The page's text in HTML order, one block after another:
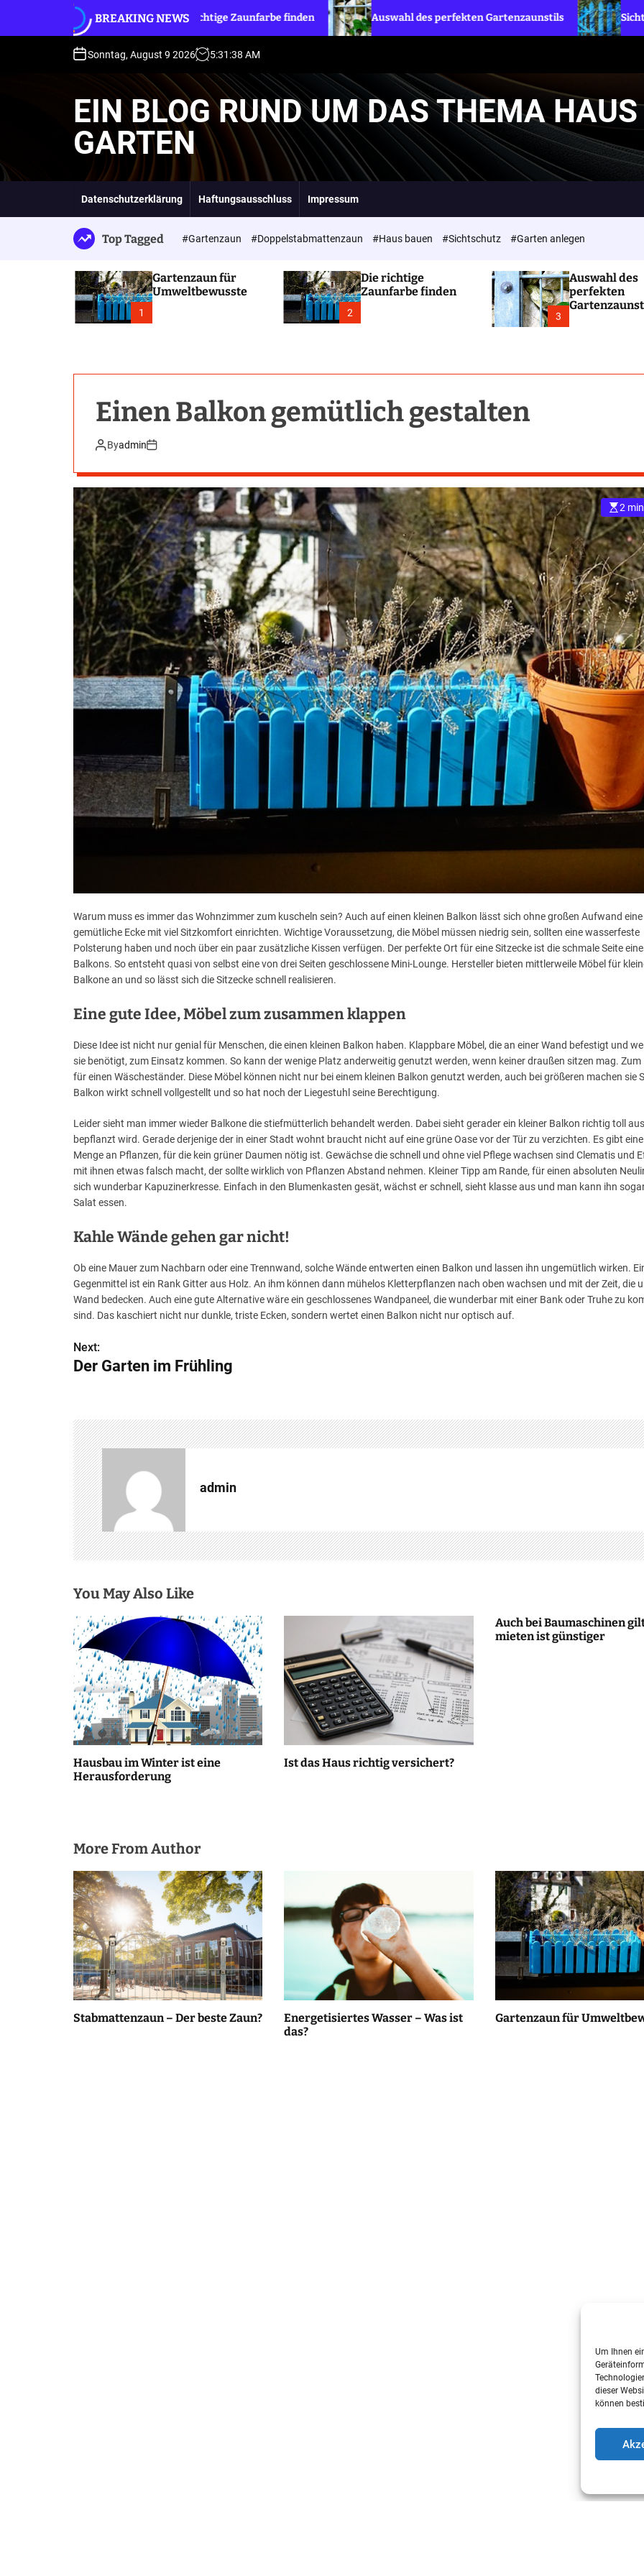
Um Ihnen
dieser
können
i
e
n
BREAKING NEWS
Die richtige Zaunfarbe finden Auswahl des perfekten Gartenzaunstils Sichtschutzzaun –
Sonntag, August 9 2026 5:31 :40 AM
EIN BLOG RUND UM DAS THEMA
GARTEN
Datenschutzerklärung Haftungsausschluss Impressum
Top Tagged #Gartenzaun #Doppelstabmattenzaun #Haus bauen #Sichtschutz #Garten anlegen
1
Gartenzaun für
Umweltbewusste
2
Die richtige
Zaunfarbe finden
3
Auswahl des
perfekten
Einen Balkon gemütlich gestalten
Byadmin
2
Warum muss es immer das Wohnzimmer zum kuscheln sein? Auch auf einen kleinen Balkon lässt sich ohne großen Aufwand eine
gemütliche Ecke mit viel Sitzkomfort einrichten. Wichtige Voraussetzung, die Möbel müssen niedrig sein, sollten eine wasserfeste
Polsterung haben und noch über ein paar zusätzliche Kissen verfügen. Der perfekte Ort für eine Sitzecke ist die schmale Seite
Balkons. So entsteht quasi von selbst eine von drei Seiten geschlossene Mini-Lounge. Hersteller bieten mittlerweile Möbel für
Balkone an und so lässt sich die Sitzecke schnell realisieren.
Eine gute Idee, Möbel zum zusammen klappen
Diese Idee ist nicht nur genial für Menschen, die einen kleinen Balkon haben. Klappbare Möbel, die an einer Wand befestigt und
sie benötigt, zum Einsatz kommen. So kann der wenige Platz anderweitig genutzt werden, wenn keiner draußen sitzen mag. Zum
für einen Wäscheständer. Diese Möbel können nicht nur bei einem kleinen Balkon genutzt werden, auch bei größeren machen sie
Balkon wirkt schnell vollgestellt und so hat noch der Liegestuhl seine Berechtigung.
Leider sieht man immer wieder Balkone die stiefmütterlich behandelt werden. Dabei sieht gerader ein kleiner Balkon richtig toll
bepflanzt wird. Gerade derjenige der in einer Stadt wohnt braucht nicht auf eine grüne Oase vor der Tür zu verzichten. Es gibt
Menge an Pflanzen, für die kein grüner Daumen nötig ist. Gewächse die schnell und ohne viel Pflege wachsen sind Clematis und
mit ihnen etwas falsch macht, der sollte wirklich von Pflanzen Abstand nehmen. Kleiner Tipp am Rande, für einen absoluten
sich wunderbar Kapuzinerkresse. Einfach in den Blumenkasten gesät, wächst er schnell, sieht klasse aus und man kann ihn
Salat essen.
Kahle Wände gehen gar nicht!
Ob eine Mauer zum Nachbarn oder eine Trennwand, solche Wände entwerten einen Balkon und lassen ihn ungemütlich wirken.
Gegenmittel ist ein Rank Gitter aus Holz. An ihm können dann mühelos Kletterpflanzen nach oben wachsen und mit der Zeit, die
Wand bedecken. Auch eine gute Alternative wäre ein geschlossenes Wandpaneel, die wunderbar mit einer Bank oder Truhe zu
sind. Das kaschiert nicht nur dunkle, triste Ecken, sondern wertet einen Balkon nicht nur optisch auf.
B
t
r
a
g
s
a
v
i
g
a
t
i
Next:
Der Garten im Frühling
admin
You May Also Like
Hausbau im Winter ist eine
Herausforderung
Ist das Haus richtig versichert?
Auch bei Baumaschinen
mieten ist günstiger
More From Author
Stabmattenzaun – Der beste Zaun?
Energetisiertes Wasser – Was ist
das?
Gartenzaun für